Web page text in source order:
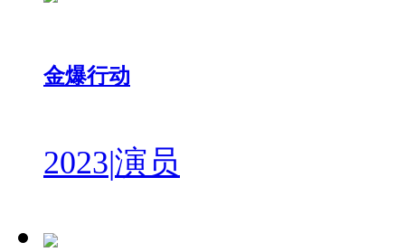
金爆行动
2023|演员